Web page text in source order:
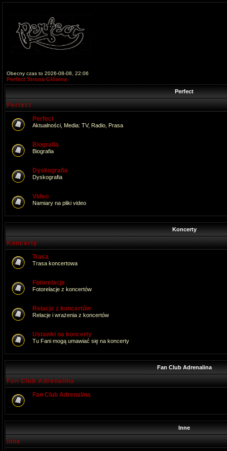
Obecny czas to 2026-08-08, 22:06
Perfect Strona Główna
Perfect
Perfect
Perfect
Aktualności, Media: TV, Radio, Prasa
Biografia
Biografia
Dyskografia
Dyskografia
Video
Namiary na pliki video
Koncerty
Koncerty
Trasa
Trasa koncertowa
Fotorelacje
Fotorelacje z koncertów
Relacje z koncertów
Relacje i wrażenia z koncertów
Ustawki na koncerty
Tu Fani mogą umawiać się na koncerty
Fan Club Adrenalina
Fan Club Adrenalina
Fan Club Adrenalina
Inne
Inne